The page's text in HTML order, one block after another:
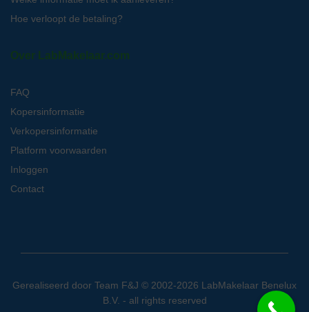
Hoe verloopt de betaling?
Over LabMakelaar.com
FAQ
Kopersinformatie
Verkopersinformatie
Platform voorwaarden
Inloggen
Contact
Gerealiseerd door Team F&J © 2002-2026 LabMakelaar Benelux
B.V. - all rights reserved